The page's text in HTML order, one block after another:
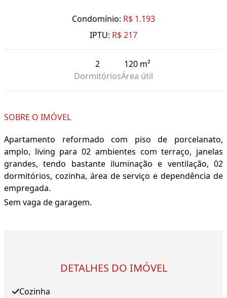
Condomínio: R$ 1.193
IPTU: R$ 217
2
Dormitórios
120 m²
Área útil
SOBRE O IMÓVEL
Apartamento reformado com piso de porcelanato,
amplo, living para 02 ambientes com terraço, janelas
grandes, tendo bastante iluminação e ventilação, 02
dormitórios, cozinha, área de serviço e dependência de
empregada.
Sem vaga de garagem.
DETALHES DO IMÓVEL
Cozinha